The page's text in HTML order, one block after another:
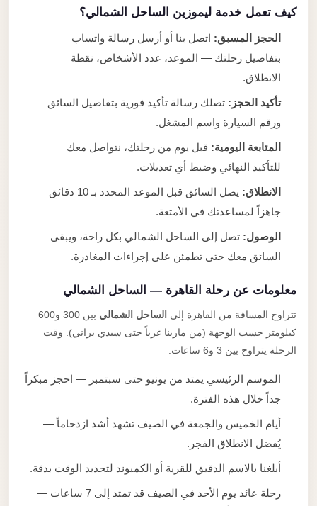
كيف تعمل خدمة ليموزين الساحل الشمالي؟
الحجز المسبق:اتصل بنا أو أرسل رسالة واتساب
بتفاصيل رحلتك — الموعد، عدد الأشخاص، نقطة
الانطلاق.
تأكيد الحجز:تصلك رسالة تأكيد فورية بتفاصيل السائق
ورقم السيارة واسم المشغل.
المتابعة اليومية:قبل يوم من رحلتك، نتواصل معك
للتأكيد النهائي وضبط أي تعديلات.
الانطلاق:
يصل السائق قبل الموعد المحدد بـ 10 دقائق
جاهزاً لمساعدتك في الأمتعة.
الوصول:تصل إلى الساحل الشمالي بكل راحة، ويبقى
السائق معك حتى تطمئن على إجراءات المغادرة.
معلومات عن رحلة القاهرة — الساحل الشمالي
تتراوح المسافة من القاهرة إلىالساحل الشمالي
بين 300 و600
كيلومتر حسب الوجهة (من مارينا غرباً حتى سيدي براني). وقت
الرحلة يتراوح بين 3 و6 ساعات.
الموسم الرئيسي يمتد من يونيو حتى سبتمبر — احجز مبكراً
جداً خلال هذه الفترة.
أيام الخميس والجمعة في الصيف تشهد أشد ازدحاماً —
يُفضل الانطلاق الفجر.
أبلغنا بالاسم الدقيق للقرية أو الكمبوند لتحديد الوقت بدقة.
رحلة عائد يوم الأحد في الصيف قد تمتد إلى 7 ساعات —